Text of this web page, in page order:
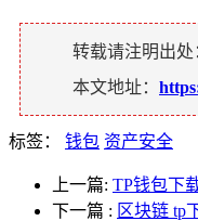
转载请注明出处
本文地址：
标签： 钱包 资产安全
上一篇: TP钱包下
下一篇 : 区块链 tp